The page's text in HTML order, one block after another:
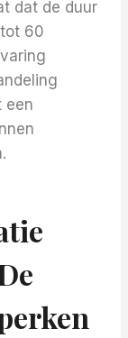
dat de duur
60
een